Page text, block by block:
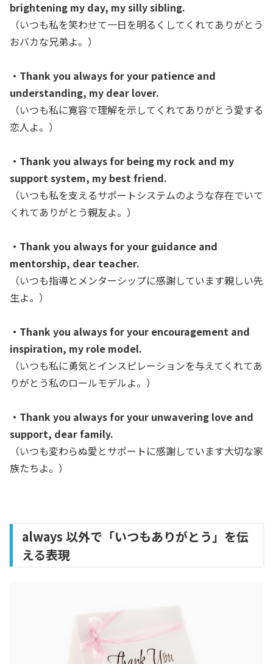
brightening my day, my silly sibling.
（いつも私を笑わせて一日を明るくしてくれてありがとう
おバカな兄弟よ。）
・Thank you always for your patience and
understanding, my dear lover.
（いつも私に寛容で理解を示してくれてありがとう愛する
恋人よ。）
・Thank you always for being my rock and my
support system, my best friend.
（いつも私を支えるサポートシステムのような存在でいて
くれてありがとう親友よ。）
・Thank you always for your guidance and
mentorship, dear teacher.
（いつも指導とメンターシップに感謝しています親しい先
生よ。）
・Thank you always for your encouragement and
inspiration, my role model.
（いつも私に勇気とインスピレーションを与えてくれてあ
りがとう私のロールモデルよ。 ）
・Thank you always for your unwavering love and
support, dear family.
（いつも変わらぬ愛とサポートに感謝しています大切な家
族たちよ。）
always 以外で「いつもありがとう」を伝
える表現